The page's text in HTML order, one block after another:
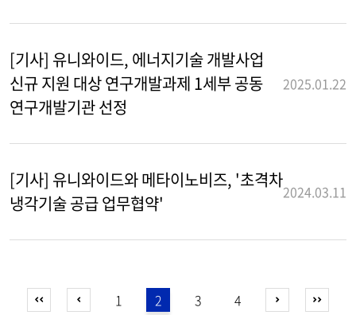
[기사] 유니와이드, 에너지기술 개발사업
신규 지원 대상 연구개발과제 1세부 공동
연구개발기관 선정
2025.01.22
[기사] 유니와이드와 메타이노비즈, '초격차
냉각기술 공급 업무협약'
2024.03.11
1 2 3 4